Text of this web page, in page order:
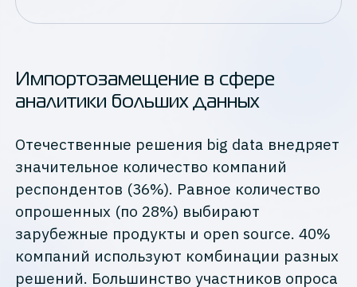
Импортозамещение в сфере
аналитики больших данных
Отечественные решения big data внедряет
значительное количество компаний
респондентов (36%). Равное количество
опрошенных (по 28%) выбирают
зарубежные продукты и open source. 40%
компаний используют комбинации разных
решений. Большинство участников опроса